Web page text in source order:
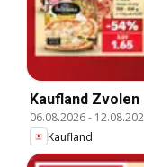
Kaufland
06.08.2026-
Kaufland